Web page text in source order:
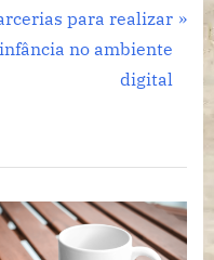
para realizar
no ambiente
digital